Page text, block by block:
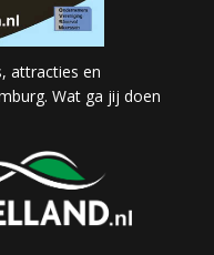
attracties en
Wat ga jij doen